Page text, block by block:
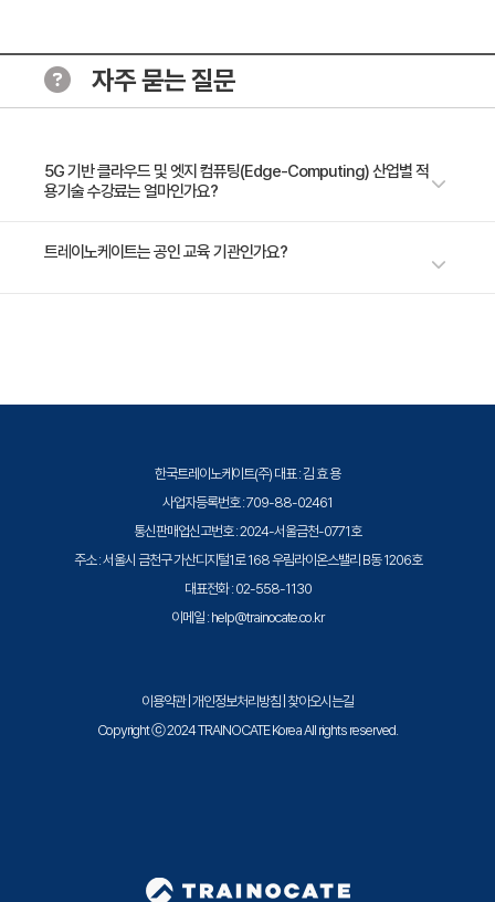
자주 묻는 질문
5G 기반 클라우드 및 엣지 컴퓨팅(Edge-Computing) 산업별 적
용기술 수강료는 얼마인가요?
수강료는 200,000원(VAT 별도)입니다. 고용보험 환급 및 기업 할인 혜택
트레이노케이트는 공인 교육 기관인가요?
한국트레이노케이트(주) 대표 : 김 효 용
사업자등록번호 : 709-88-02461
통신판매업신고번호 : 2024-서울금천-0771호
주소 : 서울시 금천구 가산디지털1로 168 우림라이온스밸리 B동 1206호
대표전화 : 02-558-1130
이메일 : help@trainocate.co.kr
이용약관| 개인정보처리방침 찾아오시는길
Copyright ⓒ 2024 TRAINOCATE Korea All rights reserved.